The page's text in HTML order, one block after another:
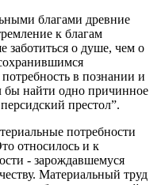
благами древние
к благам
заботиться о душе, чем о
в познании и
бы найти одно причинное
престол”.
потребности
относилось и к
- зарождавшемуся
Материальный труд